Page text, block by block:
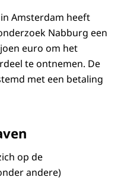
Amsterdam heeft
Nabburg een
euro om het
te ontnemen. De
met een betaling
op de
andere)